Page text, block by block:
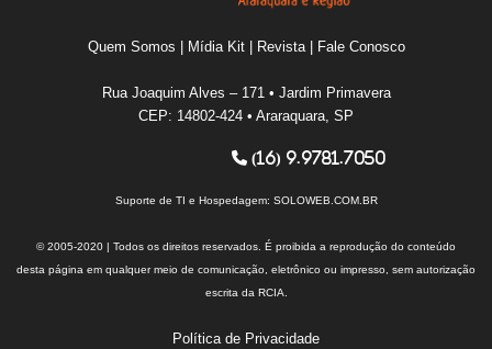
Quem Somos Mídia Kit| Revista| Fale Conosco
Rua Joaquim Alves – 171 • Jardim Primavera
CEP: 14802-424 • Araraquara, SP
(16) 9.9781.7050
Suporte de TI e Hospedagem: SOLOWEB.COM.BR
© 2005-2020 | Todos os direitos reservados. É proibida a reprodução do conteúdo
desta página em qualquer meio de comunicação, eletrônico ou impresso, sem autorização
escrita da RCIA.
Política de Privacidade